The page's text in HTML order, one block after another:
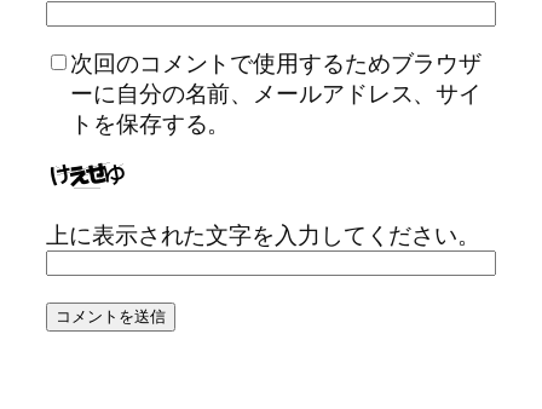
次回のコメントで使用するためブラウザ
ーに自分の名前、メールアドレス、サイ
トを保存する。
上に表示された文字を入力してください。